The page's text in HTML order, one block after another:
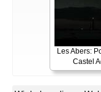
Les Abers:
Castel